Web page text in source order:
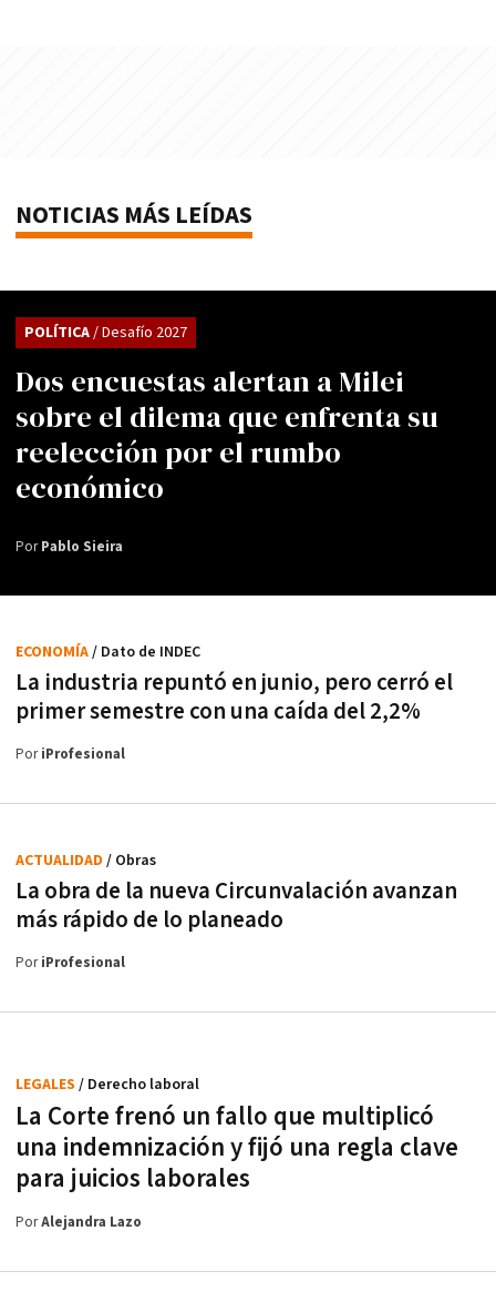
NOTICIAS MÁS LEÍDAS
Dos encuestas alertan a Milei
sobre el dilema que enfrenta su
reelección por el rumbo
económico
POLÍTICA/ Desafío 2027
PorPablo Sieira
La industria repuntó en junio, pero cerró el
primer semestre con una caída del 2,2%
ECONOMÍA/ Dato de INDEC
PoriProfesional
La obra de la nueva Circunvalación avanzan
más rápido de lo planeado
ACTUALIDAD / Obras
PoriProfesional
La Corte frenó un fallo que multiplicó
una indemnización y fijó una regla clave
para juicios laborales
LEGALES / Derecho laboral
PorAlejandra Lazo